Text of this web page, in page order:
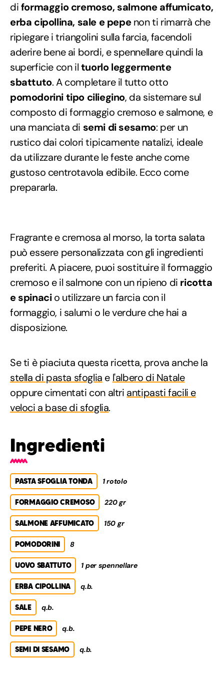
diformaggio cremoso, salmone affumicato,
erba cipollina, sale e pepenon ti rimarrà che
ripiegare i triangolini sulla farcia, facendoli
aderire bene ai bordi, e spennellare quindi la
superficie con iltuorlo leggermente
sbattuto. A completare il tutto otto
pomodorini tipo ciliegino, da sistemare sul
composto di formaggio cremoso e salmone, e
una manciata di semi di sesamo: per un
rustico dai colori tipicamente natalizi, ideale
da utilizzare durante le feste anche come
gustoso centrotavola edibile. Ecco come
prepararla.
Fragrante e cremosa al morso, la torta salata
può essere personalizzata con gli ingredienti
preferiti. A piacere, puoi sostituire il formaggio
cremoso e il salmone con un ripieno di ricotta
e spinacio utilizzare un farcia con il
formaggio, i salumi o le verdure che hai a
disposizione.
Se ti è piaciuta questa ricetta, prova anche la
stella di pasta sfoglia e l'albero di Natale
oppure cimentati con altri antipasti facili e
veloci a base di sfoglia.
Ingredienti
PASTA SFOGLIA TONDA 1 rotolo
FORMAGGIO CREMOSO 220 gr
SALMONE AFFUMICATO 150 gr
POMODORINI 8
UOVO SBATTUTO 1 per spennellare
ERBA CIPOLLINA q.b.
SALE q.b.
PEPE NERO q.b.
SEMI DI SESAMO q.b.